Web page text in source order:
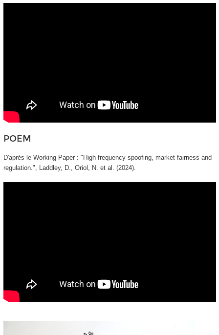
POEM
D'après le Working Paper : " High-frequency spoofing, market fairness and
regulation. ", Laddley, D., Oriol, N. et al. (2024).